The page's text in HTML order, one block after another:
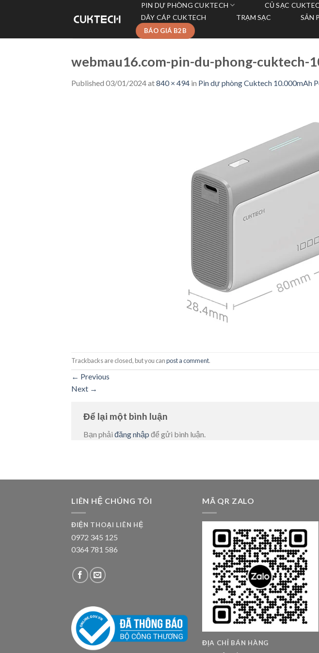
PIN DỰ PHÒNG CUKTECH
CỦ SẠC
DÂY CÁP CUKTECH
TRẠM SẠC SẢN
BÁO GIÁ B2B
webmau16.com-pin-du-phong-
Published 03/01/2024at840 × 494 in Pin dự phòng Cuktech 10.000mAh
Trackbacks are closed, but you canpost a comment.
← Previous
Next →
Để lại một bình luận
Bạn phải đăng nhập để gửi bình luận.
LIÊN HỆ CHÚNG TÔI
ĐIỆN THOẠI LIÊN HỆ
0972 345 125
0364 781 586
MÃ QR ZALO
ĐỊA CHỈ BÁN HÀNG